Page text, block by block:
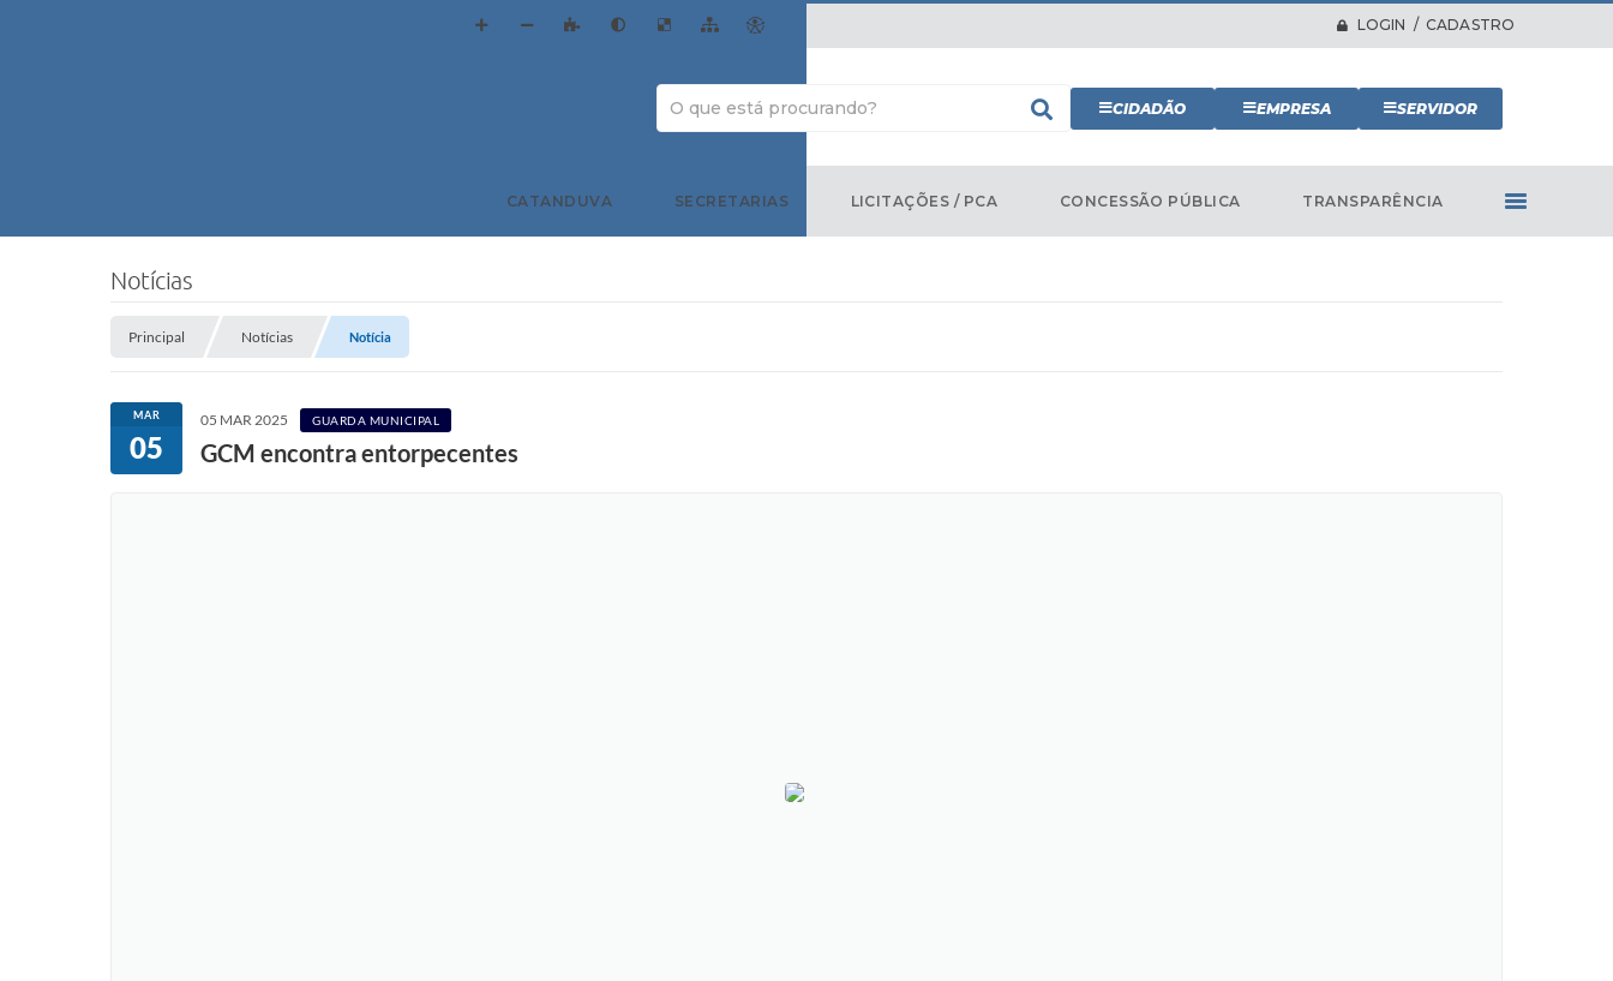
LOGIN / CADASTRO
CIDADÃO EMPRESA SERVIDOR
CATANDUVA SECRETARIAS LICITAÇÕES / PCA CONCESSÃO PÚBLICA TRANSPARÊNCIA
Notícias
Principal Notícias Notícia
MAR
05
05 MAR 2025 GUARDA MUNICIPAL
GCM encontra entorpecentes